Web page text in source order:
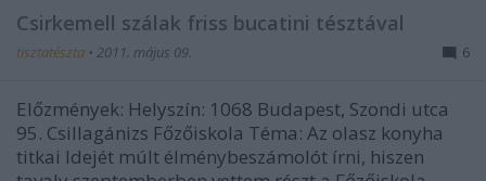
Csirkemell szálak friss bucatini tésztával
tisztatészta • 2011. május 09. 6
Előzmények: Helyszín: 1068 Budapest, Szondi utca
95. Csillagánizs Főzőiskola Téma: Az olasz konyha
titkai Idejét múlt élménybeszámolót írni, hiszen